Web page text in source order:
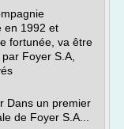
en 1992 et
fortunée, va être
Foyer S.A,
Dans un premier
de Foyer S.A...